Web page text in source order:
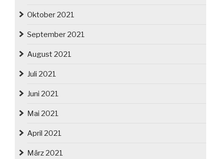
Oktober 2021
September 2021
August 2021
Juli 2021
Juni 2021
Mai 2021
April 2021
März 2021